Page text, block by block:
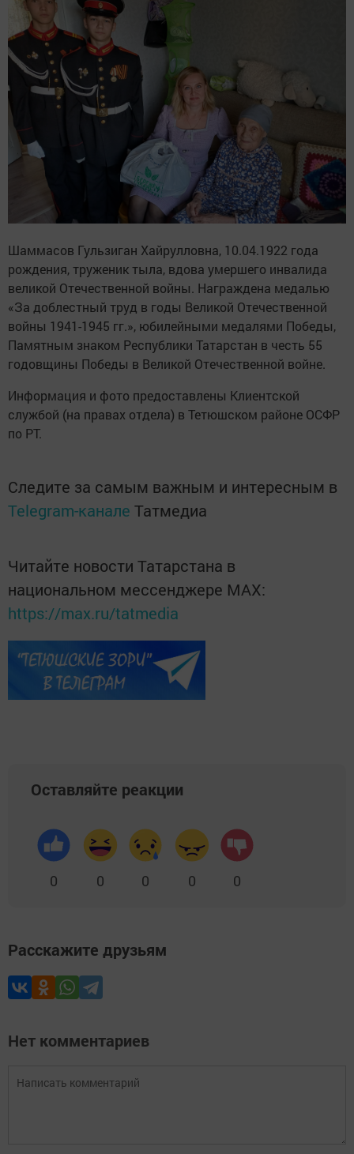
Шаммасов Гульзиган Хайрулловна, 10.04.1922 года
рождения, труженик тыла, вдова умершего инвалида
великой Отечественной войны. Награждена медалью
«За доблестный труд в годы Великой Отечественной
войны 1941-1945 гг.», юбилейными медалями Победы,
Памятным знаком Республики Татарстан в честь 55
годовщины Победы в Великой Отечественной войне.
Информация и фото предоставлены Клиентской
службой (на правах отдела) в Тетюшском районе ОСФР
по РТ.
Следите за самым важным и интересным в
Telegram-канале Татмедиа
Читайте новости Татарстана в
национальном мессенджере MАХ:
https://max.ru/tatmedia
Оставляйте реакции
0 0 0 0 0
Расскажите друзьям
Нет комментариев